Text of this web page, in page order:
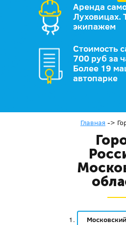
Аренда
Луховицах.
экипажем
Стоимость
700 руб за
Более 19
автопарке
Главная ->
Московский